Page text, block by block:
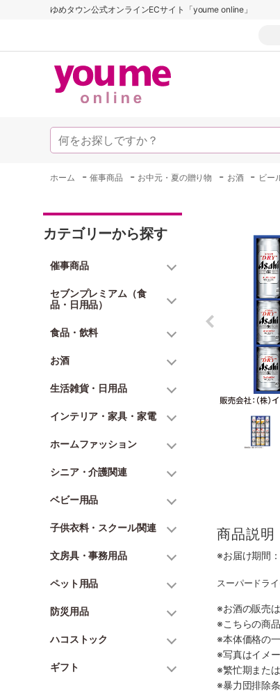
ゆめタウン公式オンラインECサイト「youme online」
ホーム -催事商品 - お中元・夏の贈り物 - お酒 - ビー
カテゴリーから探す
催事商品
セブンプレミアム（食
品・日用品）
食品・飲料
お酒
生活雑貨・日用品
インテリア・家具・家電
ホームファッション
シニア・介護関連
ベビー用品
子供衣料・スクール関連
文房具・事務用品
ペット用品
防災用品
ハコストック
ギフト
商品説明
※お届け期間
スーパードラ
※お酒の販売
※こちらの商
※本体価格の
※写真はイメ
※繁忙期また
※暴力団排除